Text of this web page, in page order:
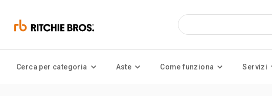
Cerca per categoria Aste Come funziona Servizi